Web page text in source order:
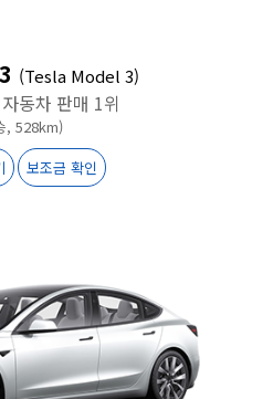
(Tesla Model 3)
동차 판매 1위
, 528km)
보조금 확인